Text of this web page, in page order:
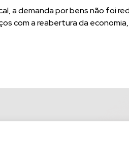
a demanda por bens não foi
com a reabertura da